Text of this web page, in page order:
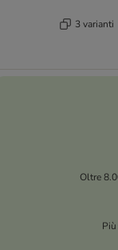
3 varianti
Oltre